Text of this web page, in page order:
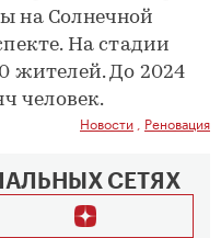
на Солнечной
На стадии
жителей. До 2024
человек.
Новости Реновация
СЕТЯХ